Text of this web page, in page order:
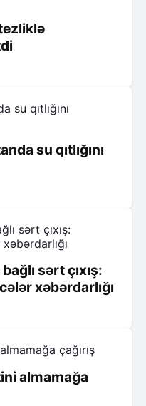
su qıtlığını
sərt çıxış:
xəbərdarlığı
almamağa